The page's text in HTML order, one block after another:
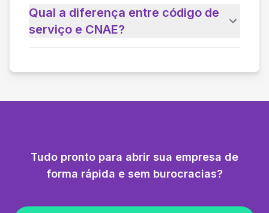
Qual a diferença entre código de
serviço e CNAE?
Tudo pronto para abrir sua empresa de
forma rápida e sem burocracias?